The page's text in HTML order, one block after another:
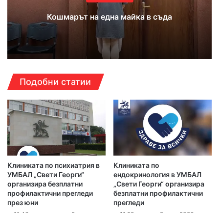
Кошмарът на една майка в съда
Подобни статии
Клиниката по психиатрия в
УМБАЛ „Свети Георги“
организира безплатни
профилактични прегледи
през юни
Клиниката по
ендокринология в УМБАЛ
„Свети Георги“ организира
безплатни профилактични
прегледи